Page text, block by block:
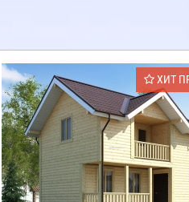
ХИТ